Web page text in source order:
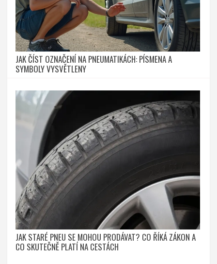
JAK ČÍST OZNAČENÍ NA PNEUMATIKÁCH: PÍSMENA A
SYMBOLY VYSVĚTLENY
JAK STARÉ PNEU SE MOHOU PRODÁVAT? CO ŘÍKÁ ZÁKON A
CO SKUTEČNĚ PLATÍ NA CESTÁCH